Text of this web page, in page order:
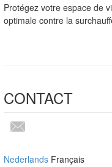
Protégez votre espace de
optimale contre la
CONTACT
Nederlands Français